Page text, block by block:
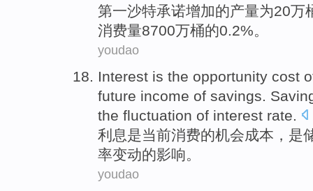
第一沙特承诺增加的产量为20万
消费量8700万桶的0.2%。
youdao
Interest is the opportunity cost
future income of savings .
the fluctuation of interest rate.
利息是当前消费的机会成本 ，是
率变动的影响。
youdao